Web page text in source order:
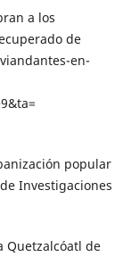
a los
de
en-
popular
Investigaciones
Quetzalcóatl de